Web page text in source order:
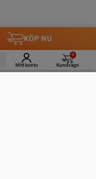
KÖP NU
Mitt konto
0
Kundvagn